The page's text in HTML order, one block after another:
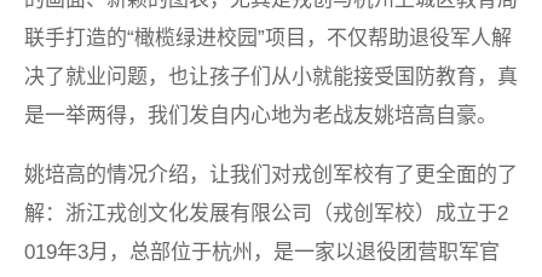
联手打造的“橄榄绿进校园”项目，不仅帮助退役军人解
决了就业问题，也让孩子们从小就能接受国防教育，真
是一举两得，我们发自内心地为老战友姚培高自豪。
姚培高的情况介绍，让我们对戎创军校有了更全面的了
解：浙江戎创文化发展有限公司（戎创军校）成立于2
019年3月，总部位于杭州，是一家以退役团营职军官